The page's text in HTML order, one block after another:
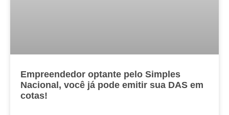
Empreendedor optante pelo Simples
Nacional, você já pode emitir sua DAS em
cotas!